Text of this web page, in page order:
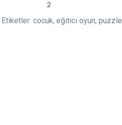
2
Etiketler: cocuk, eğitici oyun, puzzle